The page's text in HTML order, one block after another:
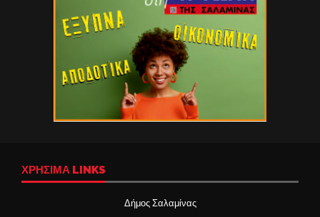
ΧΡΉΣΙΜΑ LINKS
Δήμος Σαλαμίνας